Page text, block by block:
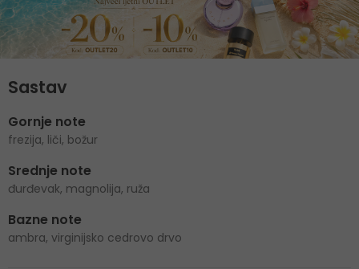
Sastav
Gornje note
frezija, liči, božur
Srednje note
đurđevak, magnolija, ruža
Bazne note
ambra, virginijsko cedrovo drvo